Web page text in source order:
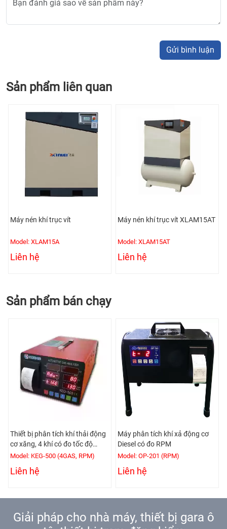
Gửi bình luận
Sản phẩm liên quan
Máy nén khí trục vít
Model: XLAM15A
Liên hệ
Máy nén khí trục vít XLAM15AT
Model: XLAM15AT
Liên hệ
Sản phẩm bán chạy
Thiết bị phân tích khí thải động
cơ xăng, 4 khí có đo tốc độ
động cơ
Model: KEG-500 (4GAS, RPM)
Liên hệ
Máy phân tích khí xả động cơ
Diesel có đo RPM
Model: OP-201 (RPM)
Liên hệ
Giải pháp cho nhà máy, thiết bị gara ô